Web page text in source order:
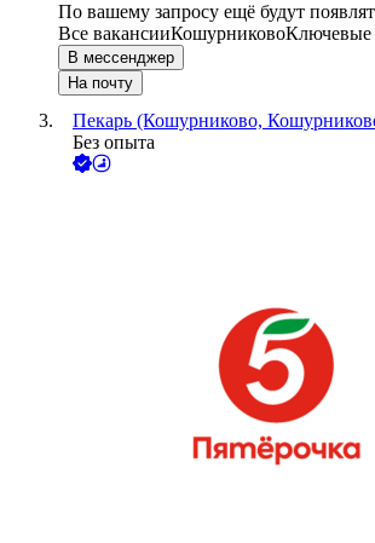
По вашему запросу ещё будут
Все вакансииКошурниковоКлючевые
В мессенджер
На почту
Пекарь (Кошурниково,
Без опыта